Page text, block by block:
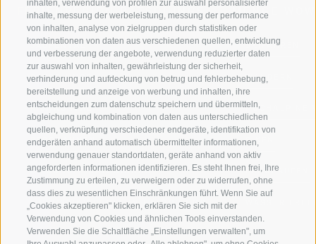
inhalten, verwendung von profilen zur auswahl personalisierter
inhalte, messung der werbeleistung, messung der performance
von inhalten, analyse von zielgruppen durch statistiken oder
kombinationen von daten aus verschiedenen quellen, entwicklung
und verbesserung der angebote, verwendung reduzierter daten
zur auswahl von inhalten, gewährleistung der sicherheit,
verhinderung und aufdeckung von betrug und fehlerbehebung,
bereitstellung und anzeige von werbung und inhalten, ihre
entscheidungen zum datenschutz speichern und übermitteln,
abgleichung und kombination von daten aus unterschiedlichen
quellen, verknüpfung verschiedener endgeräte, identifikation von
endgeräten anhand automatisch übermittelter informationen,
verwendung genauer standortdaten, geräte anhand von aktiv
angeforderten informationen identifizieren. Es steht Ihnen frei, Ihre
Zustimmung zu erteilen, zu verweigern oder zu widerrufen, ohne
dass dies zu wesentlichen Einschränkungen führt. Wenn Sie auf
„Cookies akzeptieren" klicken, erklären Sie sich mit der
Verwendung von Cookies und ähnlichen Tools einverstanden.
Verwenden Sie die Schaltfläche „Einstellungen verwalten", um
FERIENREGION RATSCHINGS
JAUFENTAL
RATSCHINGS
RIDNAUNTAL
BERGBAHNEN
SKISCHULE RATSCHINGS
LUISL'S SKISCHULE IN RATSCHINGS
MENGE
SKIFAHREN
WANDERN
HOCHALPINE
BIKEN
LANGLAUFEN